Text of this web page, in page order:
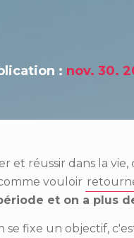
: nov. 30.
et réussir dans la
vouloir
et on a plus
se fixe un objectif,